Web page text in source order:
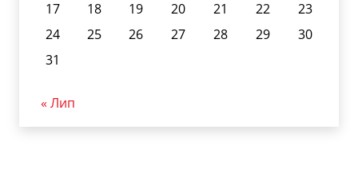
17
18 19 20 21 22
23
24
25 26 27 28 29
30
31
« Лип